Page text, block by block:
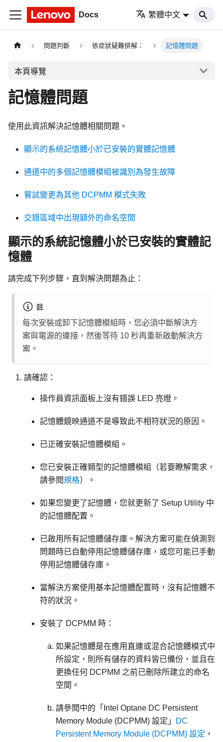
Docs 繁體中文
問題判斷 依症狀疑難排解： 記憶體問題
本頁導覽
記憶體問題
使用此資訊解決記憶體相關問題。
顯示的系統記憶體小於已安裝的實體記憶體
通道中的多個記憶體模組被識別為發生故障
嘗試變更為其他 DCPMM 模式失敗
交錯區域中出現額外的命名空間
顯示的系統記憶體小於已安裝的實體記
憶體
請完成下列步驟，直到解決問題為止：
註
每次安裝或卸下記憶體模組時，您必須中斷解決方
案與電源的連接，然後等待 10 秒再重新啟動解決方
案。
請確認：
操作員資訊面板上沒有錯誤 LED 亮燈。
記憶體鏡映通道不是導致此不相符狀況的原因。
已正確安裝記憶體模組。
您已安裝正確類型的記憶體模組（若要瞭解需求，
請參閱規格）。
如果您變更了記憶體，您就更新了 Setup Utility 中
的記憶體配置。
已啟用所有記憶體儲存庫。解決方案可能在偵測到
問題時已自動停用記憶體儲存庫，或您可能已手動
停用記憶體儲存庫。
當解決方案使用基本記憶體配置時，沒有記憶體不
符的狀況。
安裝了 DCPMM 時：
如果記憶體是在應用直連或混合記憶體模式中
所設定，則所有儲存的資料皆已備份，並且在
更換任何 DCPMM 之前已刪除所建立的命名
空間。
請參閱中的「Intel Optane DC Persistent
Memory Module (DCPMM) 設定」
DC
Persistent Memory Module (DCPMM) 設定 ，